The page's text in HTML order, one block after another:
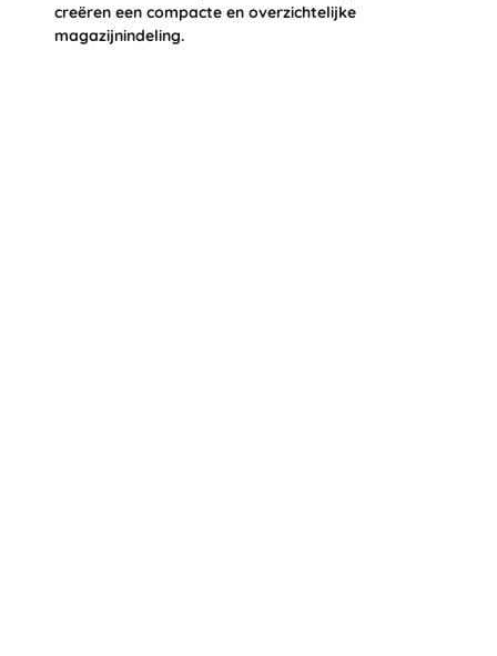
creëren een compacte en overzichtelijke
magazijnindeling.